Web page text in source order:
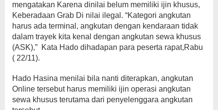
mengatakan Karena dinilai belum memiliki ijin khusus,
Keberadaan Grab Di nilai ilegal. “Kategori angkutan
harus ada terminal, angkutan dengan kendaraan tidak
dalam trayek kita kenal dengan angkutan sewa khusus
(ASK),” Kata Hado dihadapan para peserta rapat,Rabu
( 22/11).
Hado Hasina menilai bila nanti diterapkan, angkutan
Online tersebut harus memiliki ijin operasi angkutan
sewa khusus terutama dari penyelenggara angkutan